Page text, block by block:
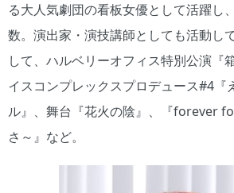
る大人気劇団の看板女優として活躍し
数。演出家・演技講師としても活動し
して、ハルベリーオフィス特別公演『
イスコンプレックスプロデュース#4『
ル』、舞台『花火の陰』、『forever
さ～』など。